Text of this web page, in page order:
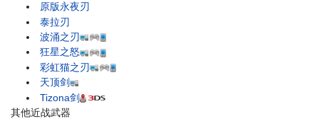
原版永夜刃
泰拉刃
波涌之刃
狂星之怒
彩虹猫之刃
天顶剑
Tizona剑
其他近战武器